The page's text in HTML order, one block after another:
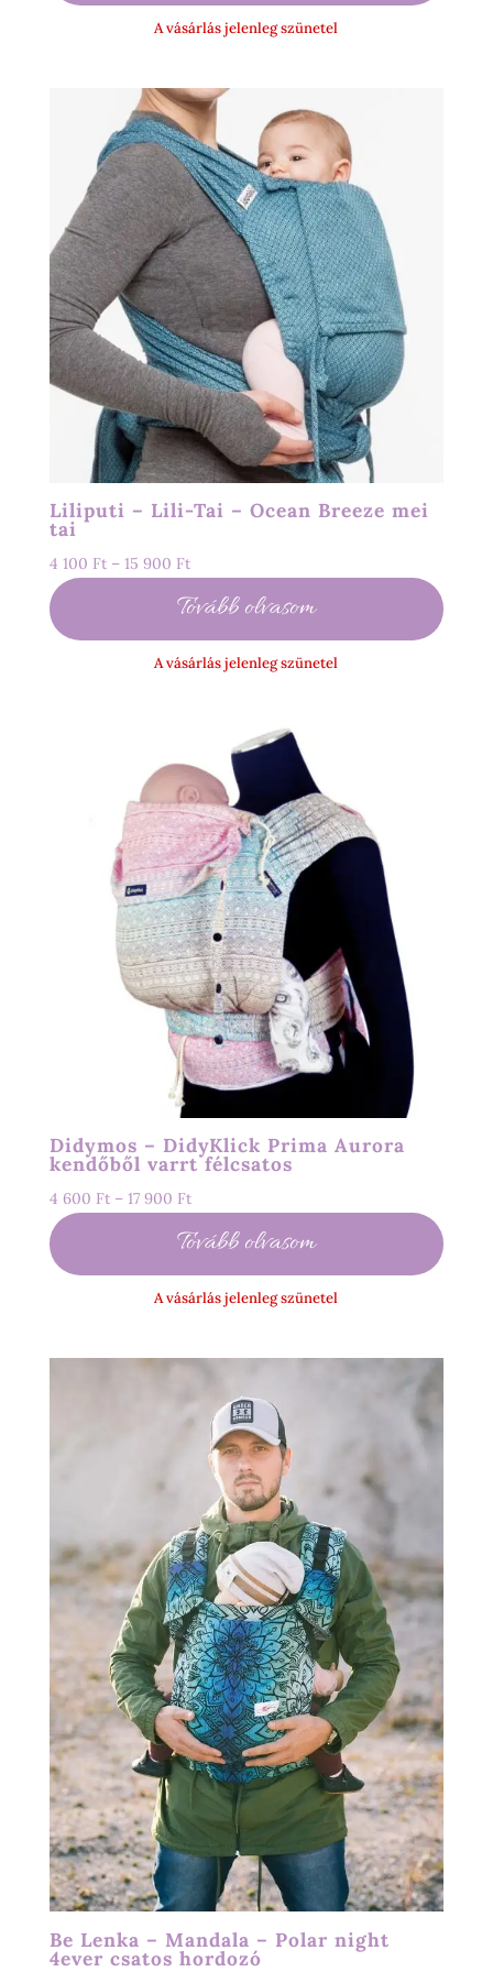
A vásárlás jelenleg szünetel
Liliputi – Lili-Tai – Ocean Breeze mei
tai
4 100 Ft – 15 900 FtÁrtartomány:
100 Ft
Tovább olvasom
A vásárlás jelenleg szünetel
Didymos – DidyKlick Prima Aurora
kendőből varrt félcsatos
4 600 Ft – 17 900 FtÁrtartomány:
600 Ft
Tovább olvasom
A vásárlás jelenleg szünetel
Be Lenka – Mandala – Polar night
4ever csatos hordozó